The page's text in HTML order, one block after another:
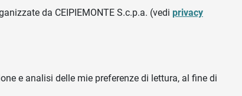
da CEIPIEMONTE S.c.p.a. (vedi privacy
e analisi delle mie preferenze di lettura, al fine di